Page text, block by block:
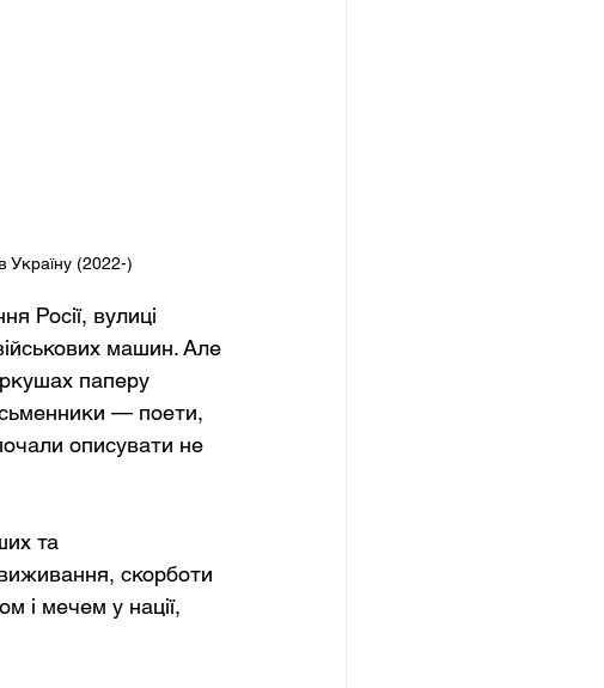
Україну (2022-)
Росії, вулиці
машин. Але
паперу
— поети,
описувати не
та
скорботи
і мечем у нації,